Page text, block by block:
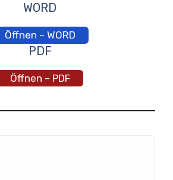
WORD
Öffnen – WORD
PDF
Öffnen – PDF